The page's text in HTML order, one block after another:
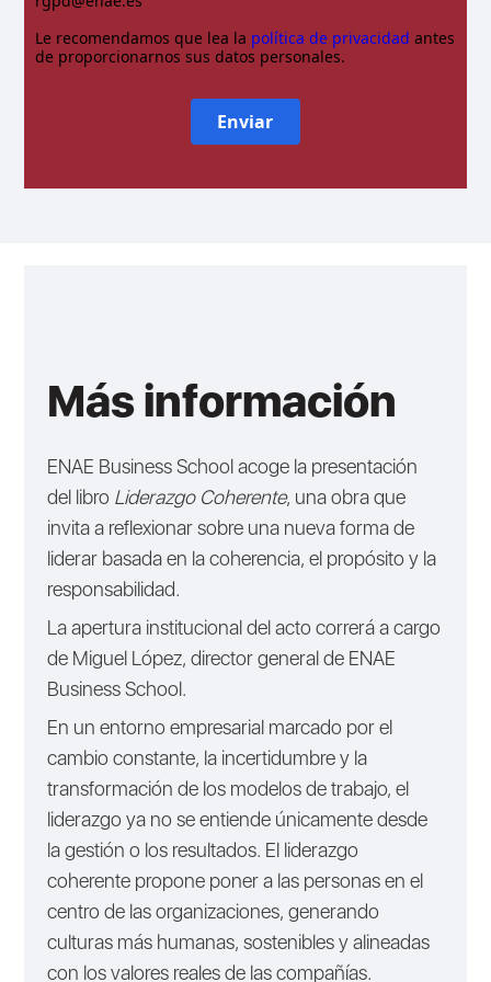
Le recomendamos que lea la política de privacidad antes
de proporcionarnos sus datos personales.
Enviar
Más información
ENAE Business School acoge la presentación
del libro Liderazgo Coherente, una obra que
invita a reflexionar sobre una nueva forma de
liderar basada en la coherencia, el propósito y la
responsabilidad.
La apertura institucional del acto correrá a cargo
de Miguel López, director general de ENAE
Business School.
En un entorno empresarial marcado por el
cambio constante, la incertidumbre y la
transformación de los modelos de trabajo, el
liderazgo ya no se entiende únicamente desde
la gestión o los resultados. El liderazgo
coherente propone poner a las personas en el
centro de las organizaciones, generando
culturas más humanas, sostenibles y alineadas
con los valores reales de las compañías.